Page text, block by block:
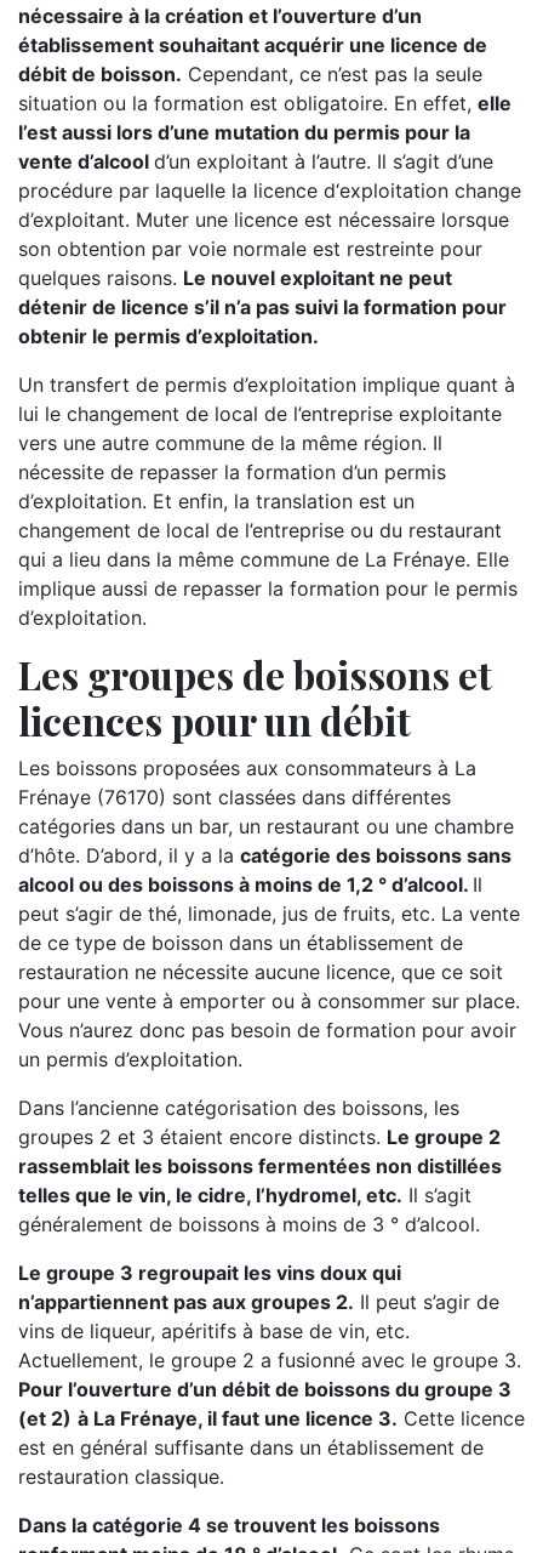
nécessaire à la création et l’ouverture d’un
établissement souhaitant acquérir une licence de
débit de boisson. Cependant, ce n’est pas la seule
situation ou la formation est obligatoire. En effet, elle
l’est aussi lors d’une mutation du permis pour la
vente d’alcool d’un exploitant à l’autre. Il s’agit d’une
procédure par laquelle la licence d‘exploitation change
d’exploitant. Muter une licence est nécessaire lorsque
son obtention par voie normale est restreinte pour
quelques raisons. Le nouvel exploitant ne peut
détenir de licence s’il n’a pas suivi la formation pour
obtenir le permis d’exploitation.
Un transfert de permis d’exploitation implique quant à
lui le changement de local de l’entreprise exploitante
vers une autre commune de la même région. Il
nécessite de repasser la formation d’un permis
d’exploitation. Et enfin, la translation est un
changement de local de l’entreprise ou du restaurant
qui a lieu dans la même commune de La Frénaye. Elle
implique aussi de repasser la formation pour le permis
d’exploitation.
Les groupes de boissons et
licences pour un débit
Les boissons proposées aux consommateurs à La
Frénaye (76170) sont classées dans différentes
catégories dans un bar, un restaurant ou une chambre
d’hôte. D’abord, il y a la catégorie des boissons sans
alcool ou des boissons à moins de 1,2 ° d’alcool. Il
peut s’agir de thé, limonade, jus de fruits, etc. La vente
de ce type de boisson dans un établissement de
restauration ne nécessite aucune licence, que ce soit
pour une vente à emporter ou à consommer sur place.
Vous n’aurez donc pas besoin de formation pour avoir
un permis d’exploitation.
Dans l’ancienne catégorisation des boissons, les
groupes 2 et 3 étaient encore distincts. Le groupe 2
rassemblait les boissons fermentées non distillées
telles que le vin, le cidre, l’hydromel, etc. Il s’agit
généralement de boissons à moins de 3 ° d’alcool.
Le groupe 3 regroupait les vins doux qui
n’appartiennent pas aux groupes 2. Il peut s’agir de
vins de liqueur, apéritifs à base de vin, etc.
Actuellement, le groupe 2 a fusionné avec le groupe 3.
Pour l’ouverture d’un débit de boissons du groupe 3
(et 2) à La Frénaye, il faut une licence 3. Cette licence
est en général suffisante dans un établissement de
restauration classique.
Dans la catégorie 4 se trouvent les boissons